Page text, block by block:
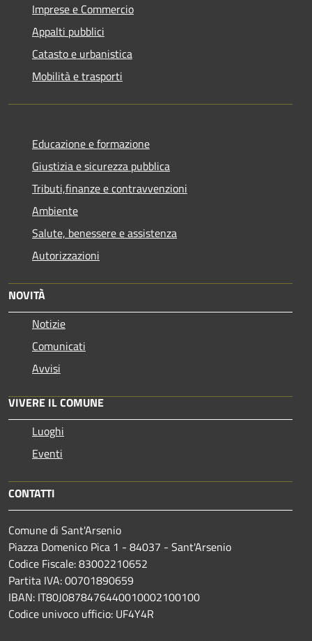
Imprese e Commercio
Appalti pubblici
Catasto e urbanistica
Mobilità e trasporti
Educazione e formazione
Giustizia e sicurezza pubblica
Tributi,finanze e contravvenzioni
Ambiente
Salute, benessere e assistenza
Autorizzazioni
NOVITÀ
Notizie
Comunicati
Avvisi
VIVERE IL COMUNE
Luoghi
Eventi
CONTATTI
Comune di Sant'Arsenio
Piazza Domenico Pica 1 - 84037 - Sant'Arsenio
Codice Fiscale: 83002210652
Partita IVA: 00701890659
IBAN: IT80J0878476440010002100100
Codice univoco ufficio: UF4Y4R